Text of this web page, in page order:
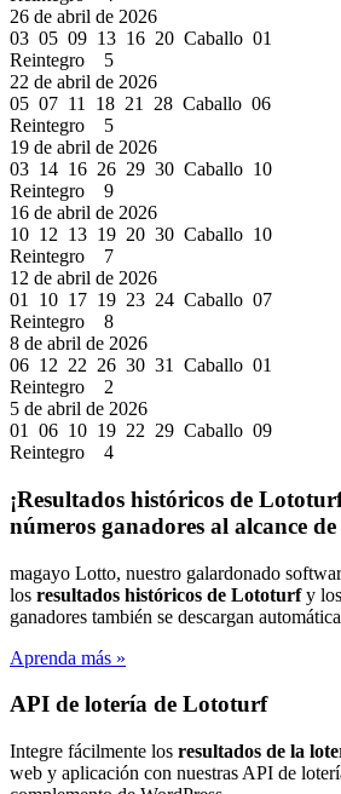
26 de abril de 2026
03 05 09 13 16 20 Caballo 01
Reintegro 5
22 de abril de 2026
05 07 11 18 21 28 Caballo 06
Reintegro 5
19 de abril de 2026
03 14 16 26 29 30 Caballo 10
Reintegro 9
16 de abril de 2026
10 12 13 19 20 30 Caballo 10
Reintegro 7
12 de abril de 2026
01 10 17 19 23 24 Caballo 07
Reintegro 8
8 de abril de 2026
06 12 22 26 30 31 Caballo 01
Reintegro 2
5 de abril de 2026
01 06 10 19 22 29 Caballo 09
Reintegro 4
¡Resultados históricos de
números ganadores al alcance
magayo Lotto, nuestro galardonado
los resultados históricos de Lototurfy
ganadores también se descargan
Aprenda más »
API de lotería de Lototurf
Integre fácilmente los resultados de la
web y aplicación con nuestras API de